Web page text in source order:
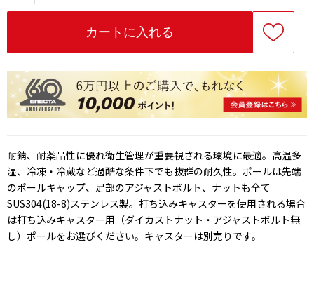
耐錆、耐薬品性に優れ衛生管理が重要視される環境に最適。高温多
湿、冷凍・冷蔵など過酷な条件下でも抜群の耐久性。ポールは先端
のポールキャップ、足部のアジャストボルト、ナットも全て
SUS304(18-8)ステンレス製。打ち込みキャスターを使用される場合
は打ち込みキャスター用（ダイカストナット・アジャストボルト無
し）ポールをお選びください。キャスターは別売りです。